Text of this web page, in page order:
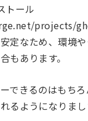
トール
projects/
定なため、環境
もあります。
できるのはもち
るようになりまし